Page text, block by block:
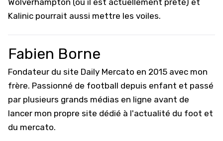
Wolverhampton (où il est actuellement prêté) et
Kalinic pourrait aussi mettre les voiles.
Fabien Borne
Fondateur du site Daily Mercato en 2015 avec mon
frère. Passionné de football depuis enfant et passé
par plusieurs grands médias en ligne avant de
lancer mon propre site dédié à l'actualité du foot et
du mercato.